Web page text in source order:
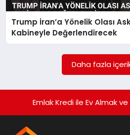
SIYASET
YAŞAM
Trump İran’a Yönelik Olası
Kabineyle Değerlendirecek
Daha fazla
Emlak Kredi ile Ev Almak